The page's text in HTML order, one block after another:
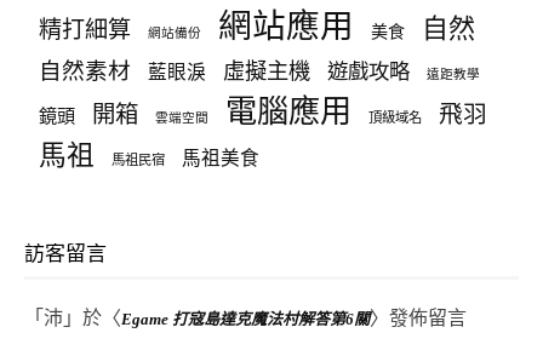
精打細算 網站備份 網站應用 美食 自然
自然素材 藍眼淚 虛擬主機 遊戲攻略 遠距教學
鏡頭 開箱 雲端空間 電腦應用 頂級域名 飛羽
馬祖 馬祖民宿 馬祖美食
訪客留言
「 沛 」於〈Egame 打寇島達克魔法村解答第6關〉發佈留言